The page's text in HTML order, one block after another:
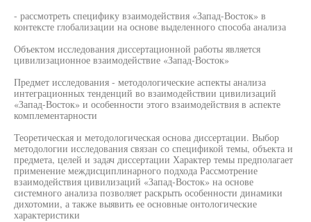
- рассмотреть специфику взаимодействия «Запад-Восток» в
контексте глобализации на основе выделенного способа анализа
Объектом исследования диссертационной работы является
цивилизационное взаимодействие «Запад-Восток»
Предмет исследования - методологические аспекты анализа
интеграционных тенденций во взаимодействии цивилизаций
«Запад-Восток» и особенности этого взаимодействия в аспекте
комплементарности
Теоретическая и методологическая основа диссертации. Выбор
методологии исследования связан со спецификой темы, объекта и
предмета, целей и задач диссертации Характер темы предполагает
применение междисциплинарного подхода Рассмотрение
взаимодействия цивилизаций «Запад-Восток» на основе
системного анализа позволяет раскрыть особенности динамики
дихотомии, а также выявить ее основные онтологические
характеристики